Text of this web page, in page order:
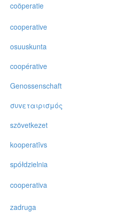
coöperatie
cooperative
osuuskunta
coopérative
Genossenschaft
συvεταιρισμός
szövetkezet
kooperatīvs
spółdzielnia
cooperativa
zadruga